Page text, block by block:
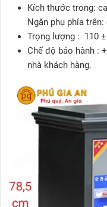
Kích thước trong:
Ngăn phụ phía
Trọng lượng : 110
Chế độ bảo hành :
nhà khách hàng.